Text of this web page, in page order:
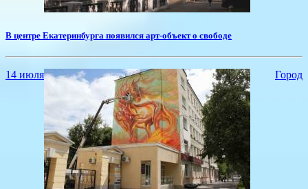
​В центре Екатеринбурга появился арт-объект о свободе
14 июля Город